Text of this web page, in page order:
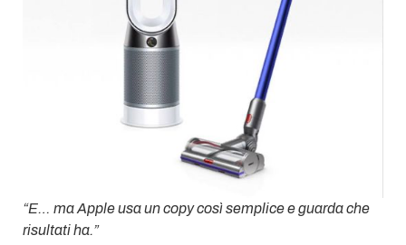
“E… ma Apple usa un copy così semplice e guarda che
risultati ha.”